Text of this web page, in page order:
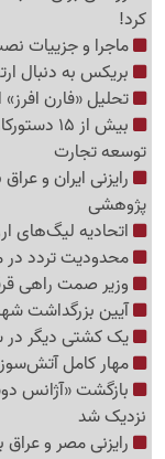
کرد!
ماجرا و جزییات
بریکس به دنبال
تحلیل «فارن
بیش از
توسعه تجارت
رایزنی ایران و
پژوهشی
اتحادیه لیگ‌های
محدودیت تردد در
وزیر صمت راهی
آیین بزرگداشت
یک کشتی دیگر
مهار کامل
بازگشت «آژانس
نزدیک شد
رایزنی مصر و